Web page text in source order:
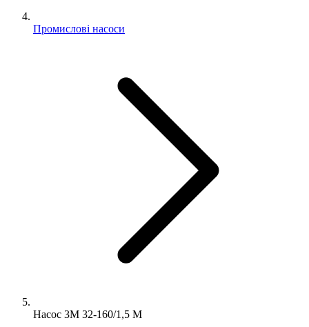
Промислові насоси
Насос 3M 32-160/1,5 M